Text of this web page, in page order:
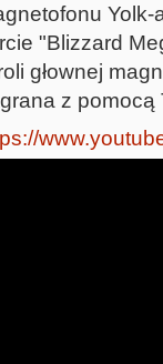
Yolk-
"Blizzard
głownej
z pomocą